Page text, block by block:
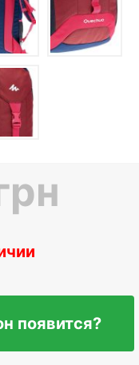
появится?